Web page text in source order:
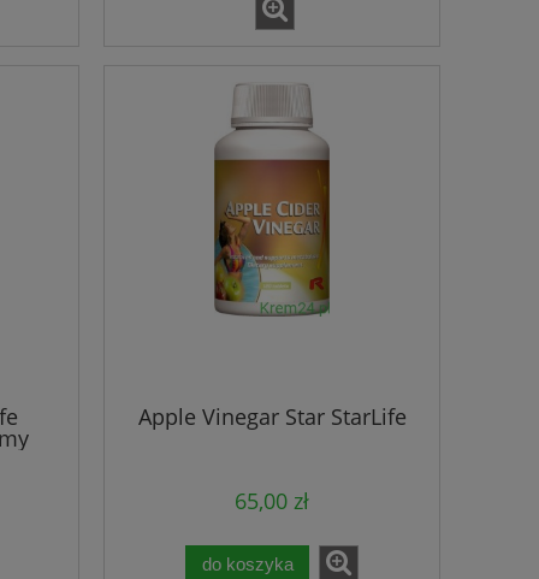
Apple Vinegar Star StarLife
65,00 zł
do koszyka